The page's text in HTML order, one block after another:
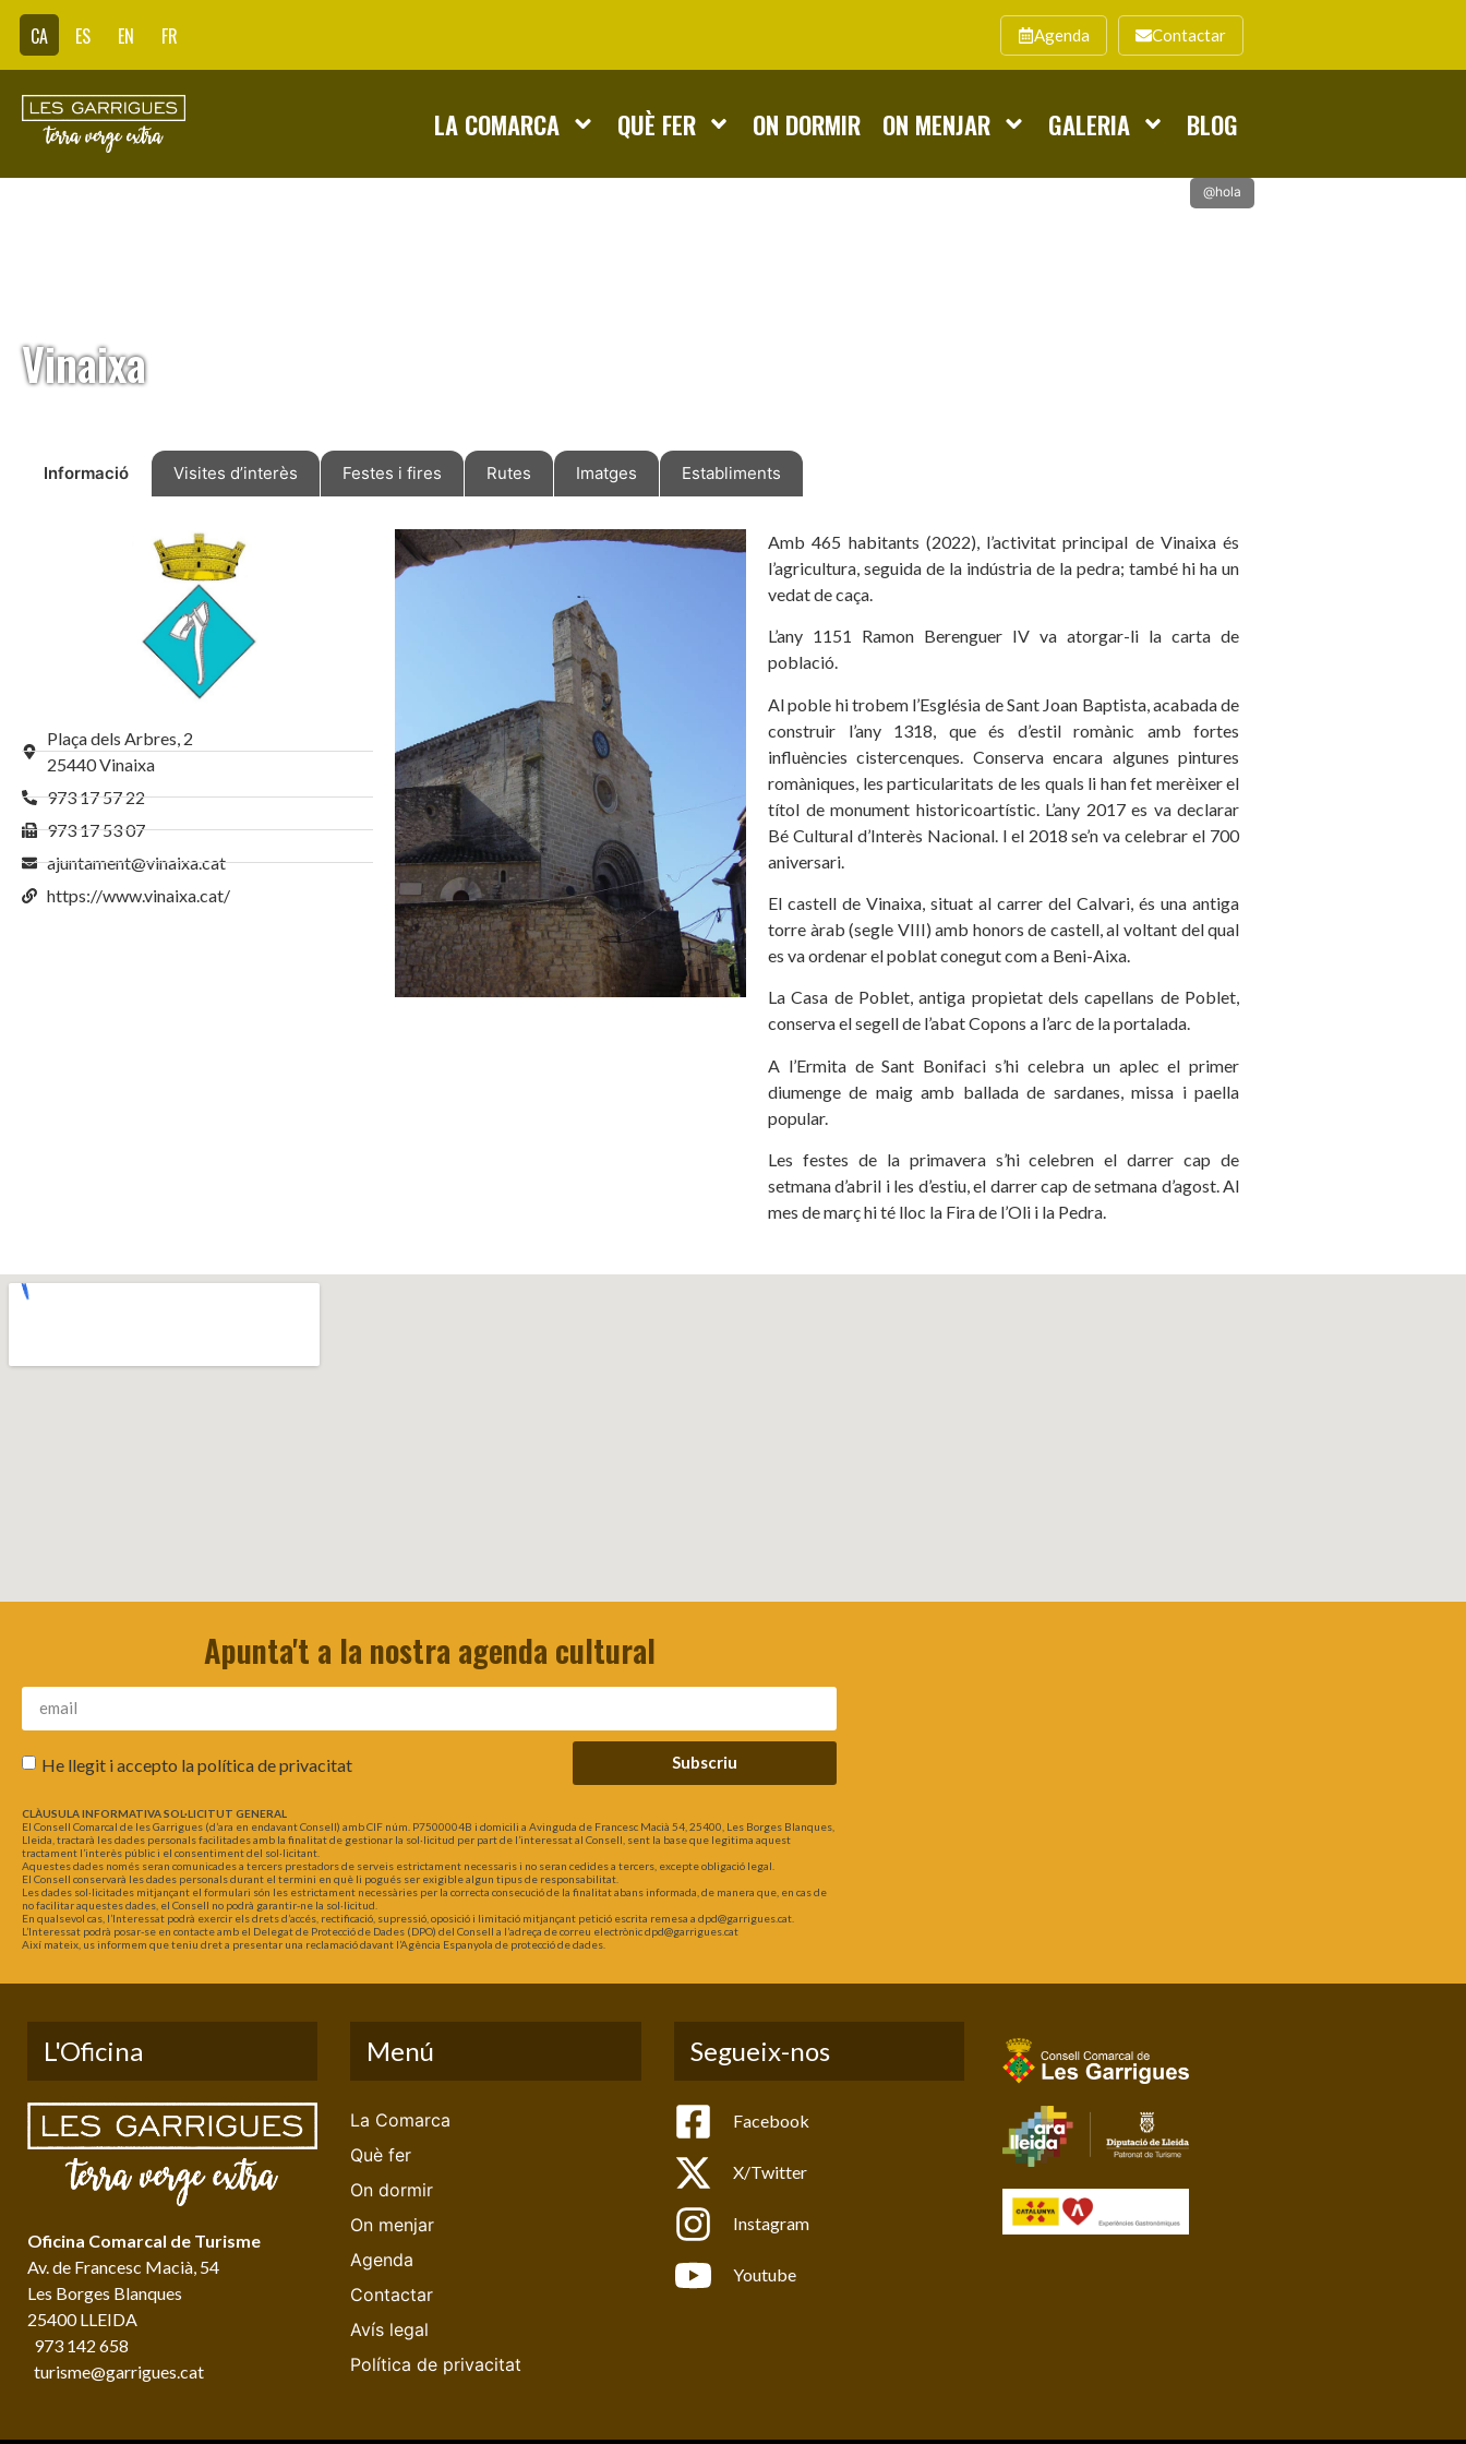
CA ES EN FR Agenda Contactar
LA COMARCA QUÈ FER ON DORMIR ON MENJAR GALERIA BLOG
@hola
Vinaixa
Informació Visites d’interès Festes i fires Rutes Imatges Establiments
Plaça dels Arbres, 2
25440 Vinaixa
973 17 57 22
973 17 53 07
ajuntament@vinaixa.cat
https://www.vinaixa.cat/
Amb 465 habitants (2022), l’activitat principal de Vinaixa és
l’agricultura, seguida de la indústria de la pedra; també hi ha un
vedat de caça.
L’any 1151 Ramon Berenguer IV va atorgar-li la carta de
població.
Al poble hi trobem l’Església de Sant Joan Baptista, acabada de
construir l’any 1318, que és d’estil romànic amb fortes
influències cistercenques. Conserva encara algunes pintures
romàniques, les particularitats de les quals li han fet merèixer el
títol de monument historicoartístic. L’any 2017 es va declarar
Bé Cultural d’Interès Nacional. l el 2018 se’n va celebrar el 700
aniversari.
El castell de Vinaixa, situat al carrer del Calvari, és una antiga
torre àrab (segle VIII) amb honors de castell, al voltant del qual
es va ordenar el poblat conegut com a Beni-Aixa.
La Casa de Poblet, antiga propietat dels capellans de Poblet,
conserva el segell de l’abat Copons a l’arc de la portalada.
A l’Ermita de Sant Bonifaci s’hi celebra un aplec el primer
diumenge de maig amb ballada de sardanes, missa i paella
popular.
Les festes de la primavera s’hi celebren el darrer cap de
setmana d’abril i les d’estiu, el darrer cap de setmana d’agost. Al
mes de març hi té lloc la Fira de l’Oli i la Pedra.
Apunta't a la nostra agenda cultural
He llegit i accepto lapolítica de privacitat Subscriu
CLÀUSULA INFORMATIVA SOL·LICITUT GENERAL
El Consell Comarcal de les Garrigues (d’ara en endavant Consell) amb CIF núm. P7500004B i domicili a Avinguda de Francesc Macià 54, 25400, Les Borges Blanques,
Lleida, tractarà les dades personals facilitades amb la finalitat de gestionar la sol·licitud per part de l’interessat al Consell, sent la base que legitima aquest
tractament l’interès públic i el consentiment del sol·licitant.
Aquestes dades només seran comunicades a tercers prestadors de serveis estrictament necessaris i no seran cedides a tercers, excepte obligació legal.
El Consell conservarà les dades personals durant el termini en què li pogués ser exigible algun tipus de responsabilitat.
Les dades sol·licitades mitjançant el formulari són les estrictament necessàries per la correcta consecució de la finalitat abans informada, de manera que, en cas de
no facilitar aquestes dades, el Consell no podrà garantir-ne la sol·licitud.
En qualsevol cas, l’Interessat podrà exercir els drets d’accés, rectificació, supressió, oposició i limitació mitjançant petició escrita remesa a dpd@garrigues.cat.
L’Interessat podrà posar-se en contacte amb el Delegat de Protecció de Dades (DPO) del Consell a l’adreça de correu electrònic dpd@garrigues.cat
Així mateix, us informem que teniu dret a presentar una reclamació davant l’Agència Espanyola de protecció de dades.
L'Oficina
Oficina Comarcal de Turisme
Av. de Francesc Macià, 54
Les Borges Blanques
25400 LLEIDA
973 142 658
turisme@garrigues.cat
Menú
La Comarca
Què fer
On dormir
On menjar
Agenda
Contactar
Avís legal
Política de privacitat
Segueix-nos
Facebook
X/Twitter
Instagram
Youtube